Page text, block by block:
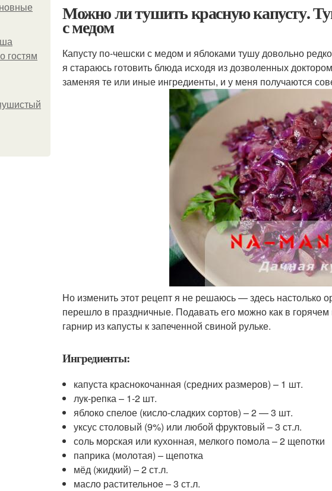
гостям
Можно ли тушить красную капусту.
с медом
Капусту по-чешски с медом и яблоками тушу довольно
я стараюсь готовить блюда исходя из дозволенных
заменяя те или иные ингредиенты, и у меня получаются
Но изменить этот рецепт я не решаюсь — здесь настолько
перешло в праздничные. Подавать его можно как в
гарнир из капусты к запеченной свиной рульке.
Ингредиенты:
капуста краснокочанная (средних размеров) – 1 шт.
лук-репка – 1-2 шт.
яблоко спелое (кисло-сладких сортов) – 2 — 3 шт.
уксус столовый (9%) или любой фруктовый – 3 ст.л.
соль морская или кухонная, мелкого помола – 2 щепотки
паприка (молотая) – щепотка
мёд (жидкий) – 2 ст.л.
масло растительное – 3 ст.л.